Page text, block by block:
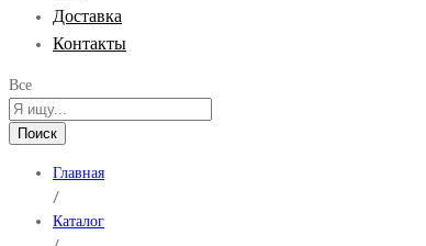
Доставка
Контакты
Все
Поиск
Главная
/
Каталог